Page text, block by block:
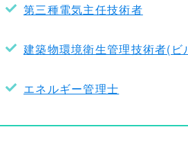
第三種電気主任技術者
建築物環境衛生管理技術者(ビ
エネルギー管理士